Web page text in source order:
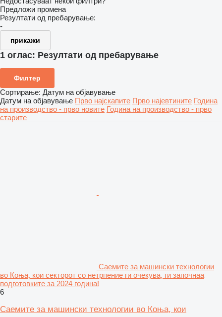
Предложи промена
Резултати од пребарување:
-
прикажи
1 оглас: Резултати од пребарување
Филтер
Сортирање: Датум на објавување
Датум на објавување Прво најскапите Прво најевтините Година
на производство - прво новите Година на производство - прво
старите
Саемите за машински технологии
во Коња, кои секторот со нетрпение ги очекува, ги започнаа
подготовките за 2024 година!
6
Саемите за машински технологии во Коња, кои